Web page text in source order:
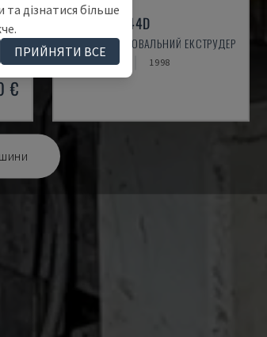
€
ZSE 27/GL-44D
LEISTRITZ - ДВОВАЛЬНИЙ ЕКСТРУДЕР
НІМЕЧЧИНА 1998
дізнатися більше
ПРИЙНЯТИ ВСЕ